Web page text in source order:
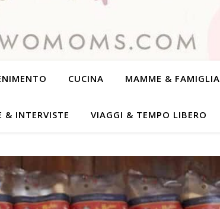
CUCINA MAMME & FAMIGLIA
& INTERVISTE VIAGGI & TEMPO LIBERO